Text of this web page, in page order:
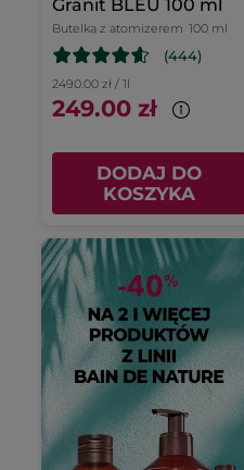
Granit BLEU 100 ml
Butelka z atomizerem 100 ml
(444)
2490.00 zł / 1l
249.00 zł
DODAJ DO
KOSZYKA